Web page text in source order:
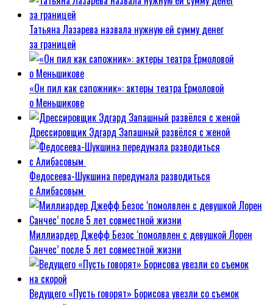
Татьяна Лазарева назвала нужную ей сумму денег
за границей
«Он пил как сапожник»: актеры театра Ермоловой
о Меньшикове
Дрессировщик Эдгард Запашный развёлся с женой
Федосеева-Шукшина передумала разводиться
с Алибасовым
Миллиардер Джефф Безос ‘помолвлен с девушкой Лорен
Санчес’ после 5 лет совместной жизни
Ведущего «Пусть говорят» Борисова увезли со съемок